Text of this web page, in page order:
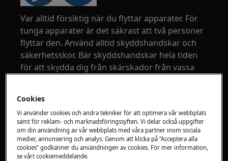
Var alltid försiktig när du flyttar apparater. För
tunga apparater är det säkrast att två personer
flyttar den. Använd alltid skyddshandskar och
säkerhetsskor. Bär skyddshandskar hela tiden
för att skydda dig från skärskador från vassa
VARNING!RISK FÖR ÖGONSKADA
Cookies
Vi använder cookies och andra tekniker för att optimera vår webbplats
samt för reklam- och marknadsföringssyften. Vi delar också uppgifter
om din användning av vår webbplats med våra partner inom sociala
medier, annonsering och analys. Genom att klicka på ”Acceptera alla
cookies” godkänner du användningen av cookies. För mer information,
se vårt cookiemeddelande.